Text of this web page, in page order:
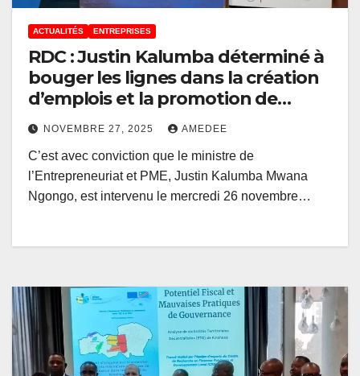
ACTUALITÉS ENTREPRISES
RDC : Justin Kalumba déterminé à
bouger les lignes dans la création
d’emplois et la promotion de
l’entrepreneuriat des jeunes
NOVEMBRE 27, 2025 AMEDEE
C’est avec conviction que le ministre de
l’Entrepreneuriat et PME, Justin Kalumba Mwana
Ngongo, est intervenu le mercredi 26 novembre…